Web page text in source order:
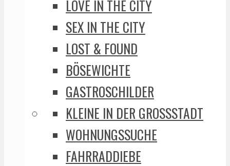
LOVE IN THE CITY
SEX IN THE CITY
LOST & FOUND
BÖSEWICHTE
GASTROSCHILDER
KLEINE IN DER GROSSSTADT
WOHNUNGSSUCHE
FAHRRADDIEBE